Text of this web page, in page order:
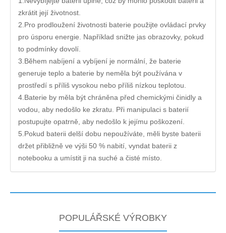
zkrátit její životnost.
2.Pro prodloužení životnosti baterie použijte ovládací prvky
pro úsporu energie. Například snižte jas obrazovky, pokud
to podmínky dovolí.
3.Během nabíjení a vybíjení je normální, že baterie
generuje teplo a baterie by neměla být používána v
prostředí s příliš vysokou nebo příliš nízkou teplotou.
4.Baterie by měla být chráněna před chemickými činidly a
vodou, aby nedošlo ke zkratu. Při manipulaci s baterií
postupujte opatrně, aby nedošlo k jejímu poškození.
5.Pokud baterii delší dobu nepoužíváte, měli byste baterii
držet přibližně ve výši 50 % nabití, vyndat baterii z
notebooku a umístit ji na suché a čisté místo.
POPULÁŘSKÉ VÝROBKY